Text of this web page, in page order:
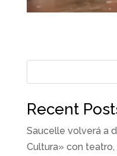
Recent
Saucelle volverá a
Cultura» con